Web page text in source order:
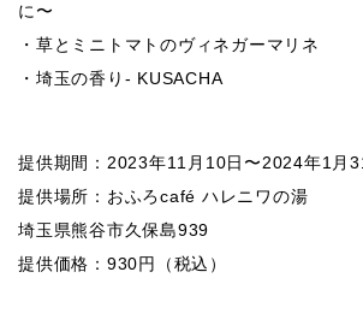
に〜
・草とミニトマトのヴィネガーマリネ
・埼玉の香り- KUSACHA
提供期間：2023年11月10日〜2024年1月
提供場所：おふろcafé ハレニワの湯
埼玉県熊谷市久保島939
提供価格：930円（税込）